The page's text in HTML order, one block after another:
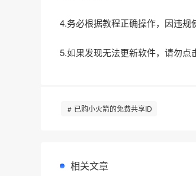
4.务必根据教程正确操作，因违规
5.如果发现无法更新软件，请勿点
已购小火箭的免费共享ID
相关文章